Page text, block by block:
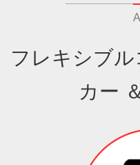
フレキシブ
カー